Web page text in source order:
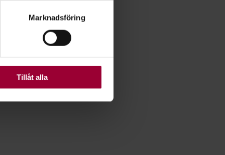
. Du kan ändra
Vissa kakor är
Marknadsföring
Tillåt alla